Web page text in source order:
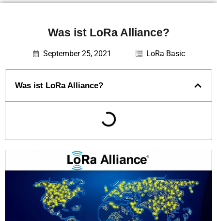
Was ist LoRa Alliance?
September 25, 2021 LoRa Basic
Was ist LoRa Alliance?